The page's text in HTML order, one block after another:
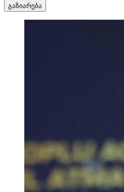
გაზიარება